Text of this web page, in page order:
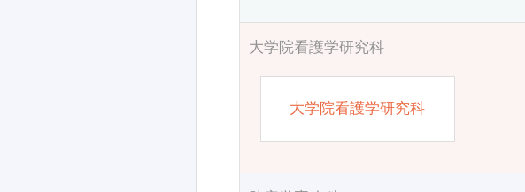
大学院看護学研究科
大学院看護学研究科